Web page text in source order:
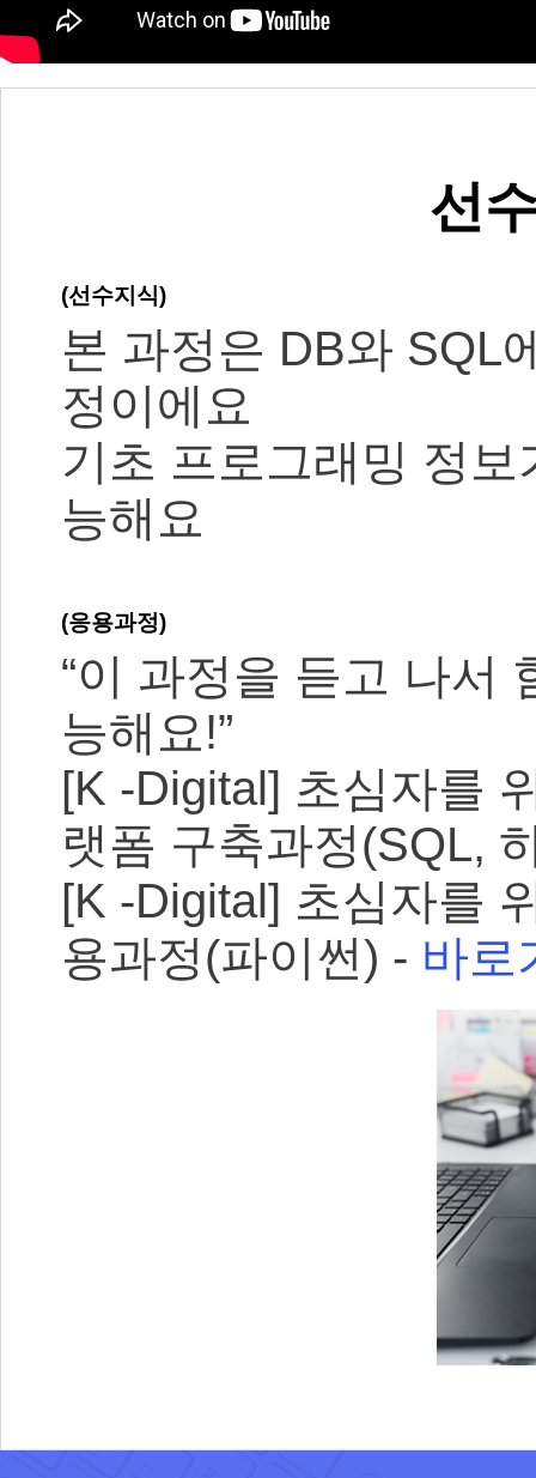
선
(선수지식)
본 과정은 DB와 SQL
정이에요
기초 프로그래밍 정
능해요
(응용과정)
“이 과정을 듣고 나서
능해요!”
[K -Digital] 초심자를
랫폼 구축과정(SQL,
[K -Digital] 초심자를
용과정(파이썬) - 바로